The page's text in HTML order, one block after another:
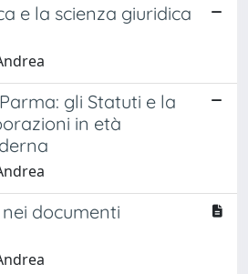
e la scienza giuridica
gli Statuti e la
in età
documenti